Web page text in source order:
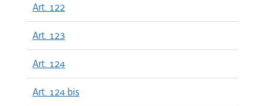
Art. 122
Art. 123
Art. 124
Art. 124 bis